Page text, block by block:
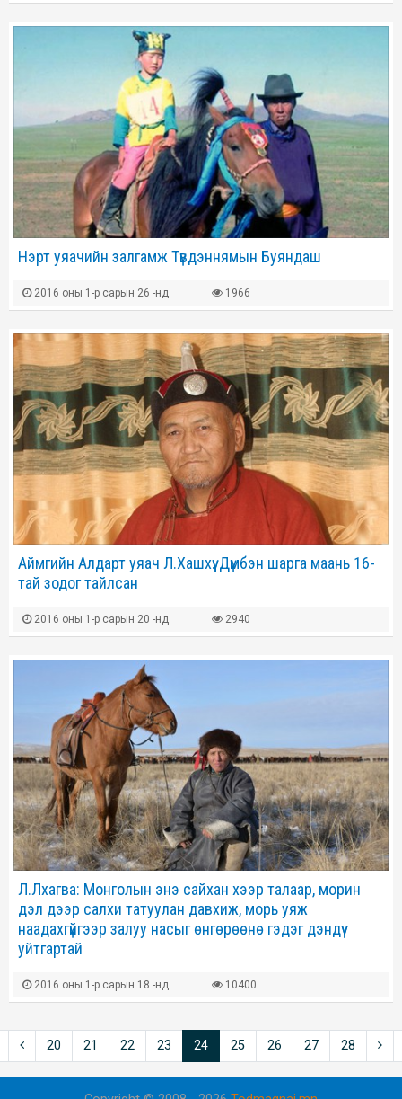
Нэрт уяачийн залгамж Түвдэннямын Буяндаш
2016 оны 1-р сарын 26 -нд 1966
Аймгийн Алдарт уяач Л.Хашхүү: Дүмбэн шарга маань 16-
тай зодог тайлсан
2016 оны 1-р сарын 20 -нд 2940
Л.Лхагва: Монголын энэ сайхан хээр талаар, морин
дэл дээр салхи татуулан давхиж, морь уяж
наадахгүйгээр залуу насыг өнгөрөөнө гэдэг дэндүү
уйтгартай
2016 оны 1-р сарын 18 -нд 10400
20 21 22 23 24 25 26 27 28